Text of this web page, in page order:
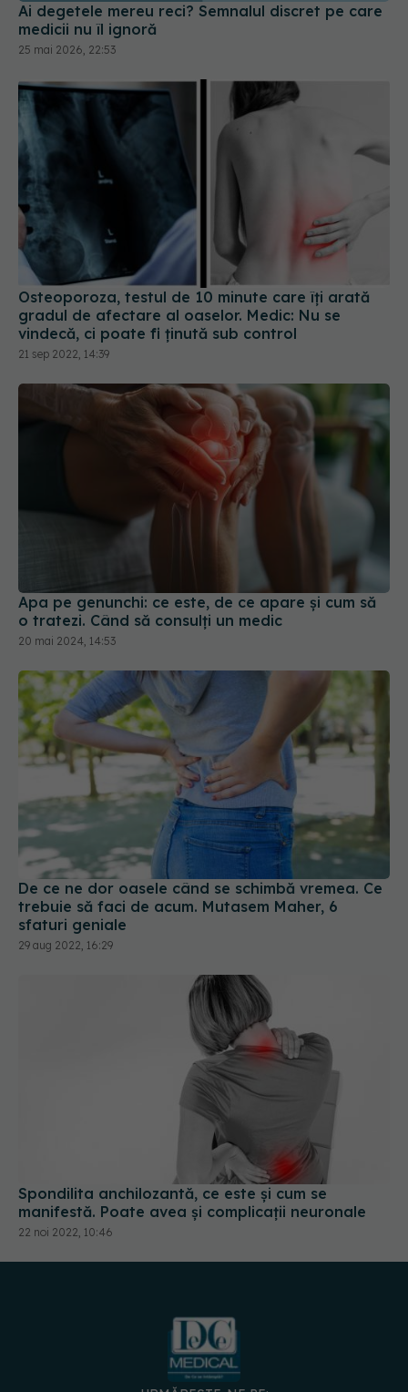
Ai degetele mereu reci? Semnalul discret pe care
medicii nu îl ignoră
25 mai 2026, 22:53
Osteoporoza, testul de 10 minute care îți arată
gradul de afectare al oaselor. Medic: Nu se
vindecă, ci poate fi ţinută sub control
21 sep 2022, 14:39
Apa pe genunchi: ce este, de ce apare și cum să
o tratezi. Când să consulți un medic
20 mai 2024, 14:53
De ce ne dor oasele când se schimbă vremea. Ce
trebuie să faci de acum. Mutasem Maher, 6
sfaturi geniale
29 aug 2022, 16:29
Spondilita anchilozantă, ce este și cum se
manifestă. Poate avea și complicații neuronale
22 noi 2022, 10:46